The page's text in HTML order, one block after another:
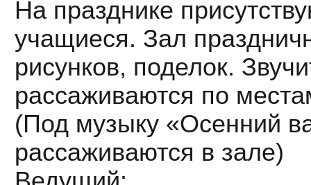
На празднике
учащиеся. Зал
рисунков, поделок.
рассаживаются по
(Под музыку «Осенний
рассаживаются в зале)